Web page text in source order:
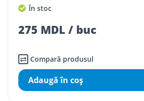
În stoc
275 MDL / buc
Compară produsul
Adaugă în coş